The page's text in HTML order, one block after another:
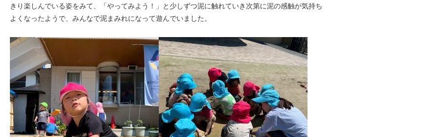
きり楽しんでいる姿をみて、「やってみよう！」と少しずつ泥に触れていき次第に泥の感触が気持ち
よくなったようで、みんなで泥まみれになって遊んでいました。